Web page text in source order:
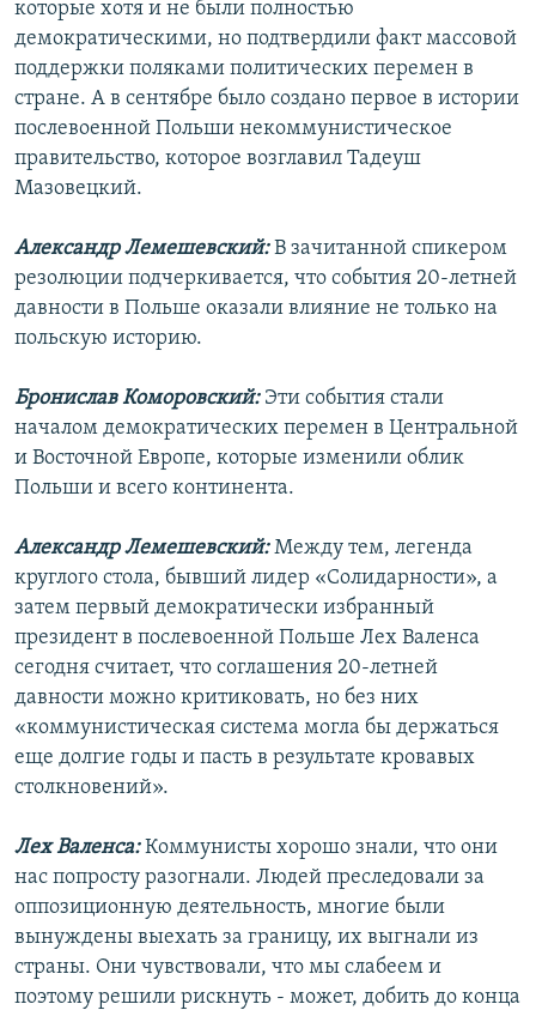
которые хотя и не были полностью
демократическими, но подтвердили факт массовой
поддержки поляками политических перемен в
стране. А в сентябре было создано первое в истории
послевоенной Польши некоммунистическое
правительство, которое возглавил Тадеуш
Мазовецкий.
Александр Лемешевский:В зачитанной спикером
резолюции подчеркивается, что события 20-летней
давности в Польше оказали влияние не только на
польскую историю.
Бронислав Коморовский: Эти события стали
началом демократических перемен в Центральной
и Восточной Европе, которые изменили облик
Польши и всего континента.
Александр Лемешевский:Между тем, легенда
круглого стола, бывший лидер «Солидарности», а
затем первый демократически избранный
президент в послевоенной Польше Лех Валенса
сегодня считает, что соглашения 20-летней
давности можно критиковать, но без них
«коммунистическая система могла бы держаться
еще долгие годы и пасть в результате кровавых
столкновений».
Лех Валенса:Коммунисты хорошо знали, что они
нас попросту разогнали. Людей преследовали за
оппозиционную деятельность, многие были
вынуждены выехать за границу, их выгнали из
страны. Они чувствовали, что мы слабеем и
поэтому решили рискнуть - может, добить до конца